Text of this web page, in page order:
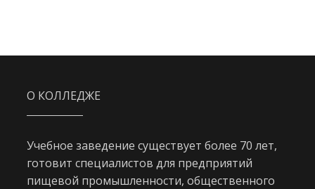
О КОЛЛЕДЖЕ
Учебное заведение существует более 70 лет,
готовит специалистов для предприятий
пищевой промышленности, общественного